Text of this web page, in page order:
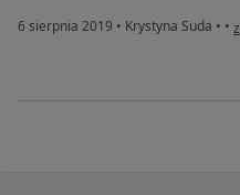
6 sierpnia 2019 • Krystyna Suda • •